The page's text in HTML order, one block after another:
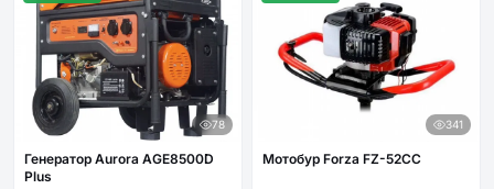
78
Генератор Aurora AGE8500D
Plus
341
Мотобур Forza FZ-52CC